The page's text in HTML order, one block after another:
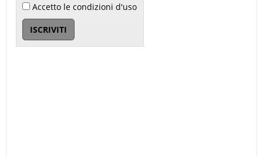
Accetto le condizioni d'uso